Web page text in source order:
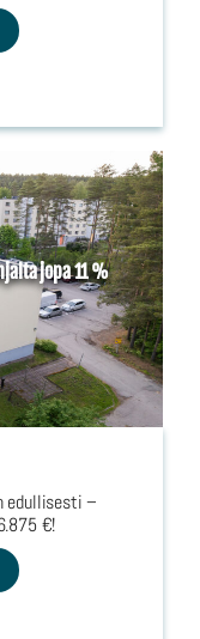
jopa 11 %
edullisesti –
€!